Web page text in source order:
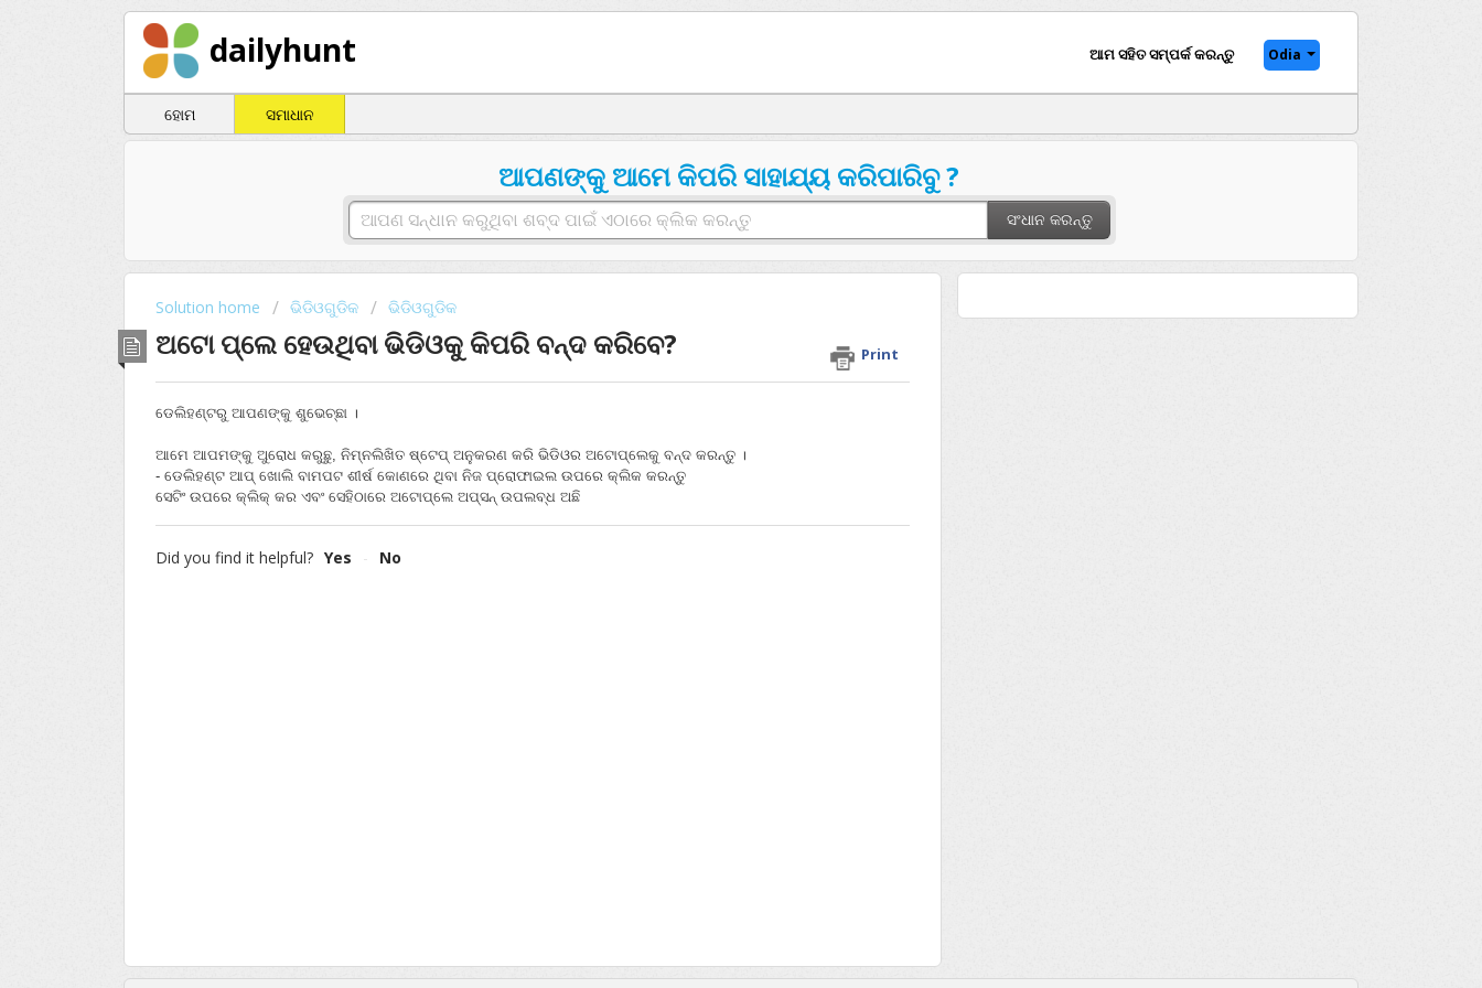
dailyhunt ଆମ ସହିତ ସମ୍ପର୍କ କରନ୍ତୁ Odia
ହୋମ ସମାଧାନ
ଆପଣଙ୍କୁ ଆମେ କିପରି ସାହାଯ୍ୟ କରିପାରିବୁ ?
ସଂଧାନ କରନ୍ତୁ
Solution home ଭିଡିଓଗୁଡିକ ଭିଡିଓଗୁଡିକ
ଅଟୋ ପ୍ଲେ ହେଉଥିବା ଭିଡିଓକୁ କିପରି ବନ୍ଦ କରିବେ? Print
ଡେଲିହଣ୍ଟରୁ ଆପଣଙ୍କୁ ଶୁଭେଚ୍ଛା ।
ଆମେ ଆପମଙ୍କୁ ଅୁରୋଧ କରୁଛୁ, ନିମ୍ନଲିଖିତ ଷ୍ଟେପ୍‌ ଅନୁକରଣ କରି ଭିଡିଓର ଅଟୋପ୍ଲେକୁ ବନ୍ଦ କରନ୍ତୁ ।
- ଡେଲିହଣ୍ଟ ଆପ୍‌ ଖୋଲି ବାମପଟ ଶୀର୍ଷ କୋଣରେ ଥିବା ନିଜ ପ୍ରୋଫାଇଲ ଉପରେ କ୍ଲିକ କରନ୍ତୁ
ସେଟିଂ ଉପରେ କ୍ଲିକ୍‌ କର ଏବଂ ସେହିଠାରେ ଅଟୋପ୍ଲେ ଅପ୍‌ସନ୍‌ ଉପଲବ୍ଧ ଅଛି
Did you find it helpful? Yes No